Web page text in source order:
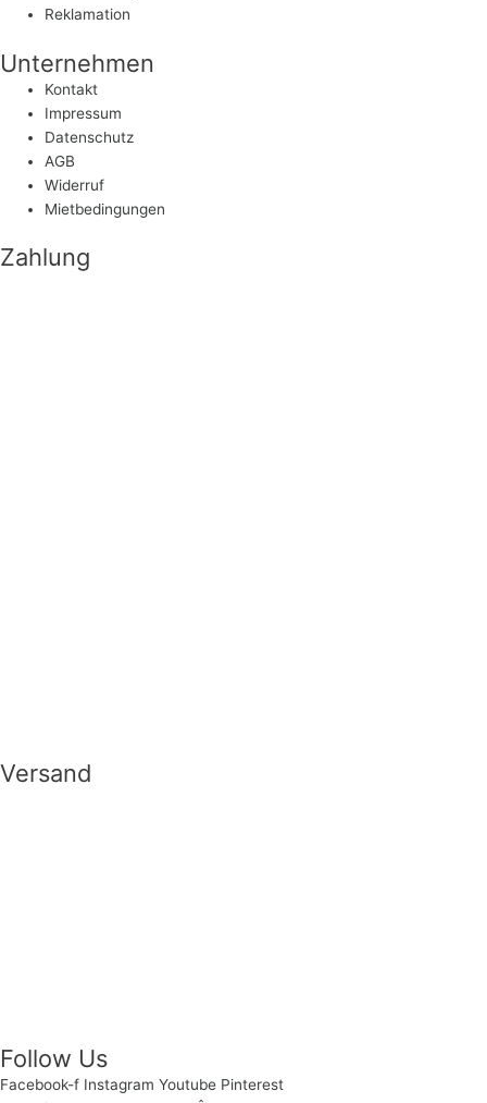
Reklamation
Unternehmen
Kontakt
Impressum
Datenschutz
AGB
Widerruf
Mietbedingungen
Zahlung
Versand
Follow Us
Facebook-f Instagram Youtube Pinterest